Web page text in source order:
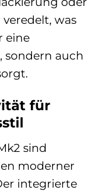
was
eine
sondern auch
für
sind
moderner
integrierte